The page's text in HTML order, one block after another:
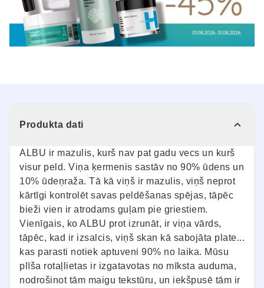
Produkta dati
ALBU ir mazulis, kurš nav pat gadu vecs un kurš
visur peld. Viņa ķermenis sastāv no 90% ūdens un
10% ūdeņraža. Tā kā viņš ir mazulis, viņš neprot
kārtīgi kontrolēt savas peldēšanas spējas, tāpēc
bieži vien ir atrodams guļam pie griestiem.
Vienīgais, ko ALBU prot izrunāt, ir viņa vārds,
tāpēc, kad ir izsalcis, viņš skan kā sabojāta plate...
kas parasti notiek aptuveni 90% no laika. Mūsu
plīša rotaļlietas ir izgatavotas no mīksta auduma,
nodrošinot tām maigu tekstūru, un iekšpusē tām ir